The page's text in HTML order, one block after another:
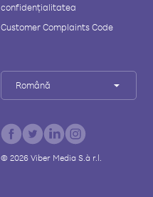
confidențialitatea
Customer Complaints Code
Română
© 2026Viber Media S.à r.l.